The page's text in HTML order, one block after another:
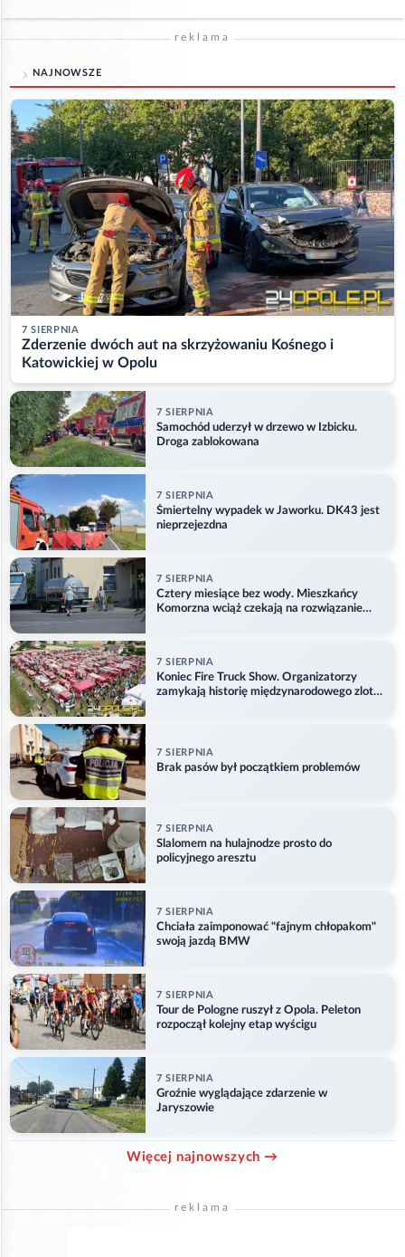
reklama
NAJNOWSZE
7 SIERPNIA
Zderzenie dwóch aut na skrzyżowaniu Kośnego i
Katowickiej w Opolu
7 SIERPNIA
Samochód uderzył w drzewo w Izbicku.
Droga zablokowana
7 SIERPNIA
Śmiertelny wypadek w Jaworku. DK43 jest
nieprzejezdna
7 SIERPNIA
Cztery miesiące bez wody. Mieszkańcy
Komorzna wciąż czekają na rozwiązanie
7 SIERPNIA
Koniec Fire Truck Show. Organizatorzy
zamykają historię międzynarodowego zlotu
7 SIERPNIA
Brak pasów był początkiem problemów
7 SIERPNIA
Slalomem na hulajnodze prosto do
policyjnego aresztu
7 SIERPNIA
Chciała zaimponować "fajnym chłopakom"
swoją jazdą BMW
7 SIERPNIA
Tour de Pologne ruszył z Opola. Peleton
rozpoczął kolejny etap wyścigu
7 SIERPNIA
Groźnie wyglądające zdarzenie w
Jaryszowie
Więcej najnowszych →
reklama